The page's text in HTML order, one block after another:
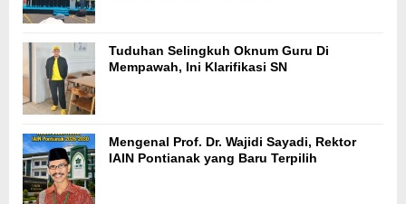
Tuduhan Selingkuh Oknum Guru Di
Mempawah, Ini Klarifikasi SN
Mengenal Prof. Dr. Wajidi Sayadi, Rektor
IAIN Pontianak yang Baru Terpilih